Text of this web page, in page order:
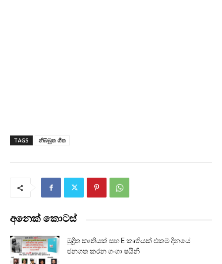
TAGS නිබ්බුත ගීත
අනෙක් කොටස්
මුද්‍රිත කෘතියක් සහ E කෘතියක් එකම දිනයේ
ජනගත කරන ගංගා ෂයිනි